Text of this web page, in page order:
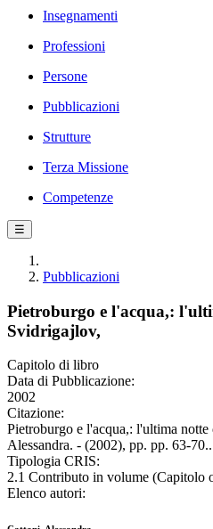
Insegnamenti
Professioni
Persone
Pubblicazioni
Strutture
Terza Missione
Competenze
☰
Pubblicazioni
Pietroburgo e l'acqua,:
Svidrigajlov,
Capitolo di libro
Data di Pubblicazione:
2002
Citazione:
Pietroburgo e l'acqua,: l'ultima
Alessandra. - (2002), pp. pp. 63-70..
Tipologia CRIS:
2.1 Contributo in volume (Capitolo
Elenco autori: